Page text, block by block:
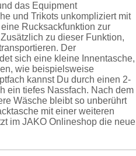
das Equipment
und Trikots unkompliziert mit
Rucksackfunktion zur
zu dieser Funktion,
Der
sich eine kleine Innentasche,
wie beispielsweise
kannst Du durch einen 2-
ein tiefes Nassfach. Nach dem
Wäsche bleibt so unberührt
mit einer weiteren
im JAKO Onlineshop die neue